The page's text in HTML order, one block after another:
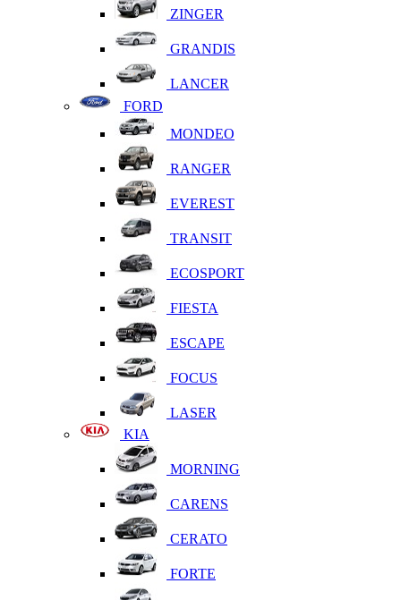
ZINGER
GRANDIS
LANCER
FORD
MONDEO
RANGER
EVEREST
TRANSIT
ECOSPORT
FIESTA
ESCAPE
FOCUS
LASER
KIA
MORNING
CARENS
CERATO
FORTE